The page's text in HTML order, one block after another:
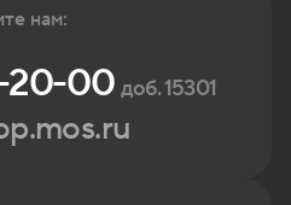
нам:
20-00доб. 15301